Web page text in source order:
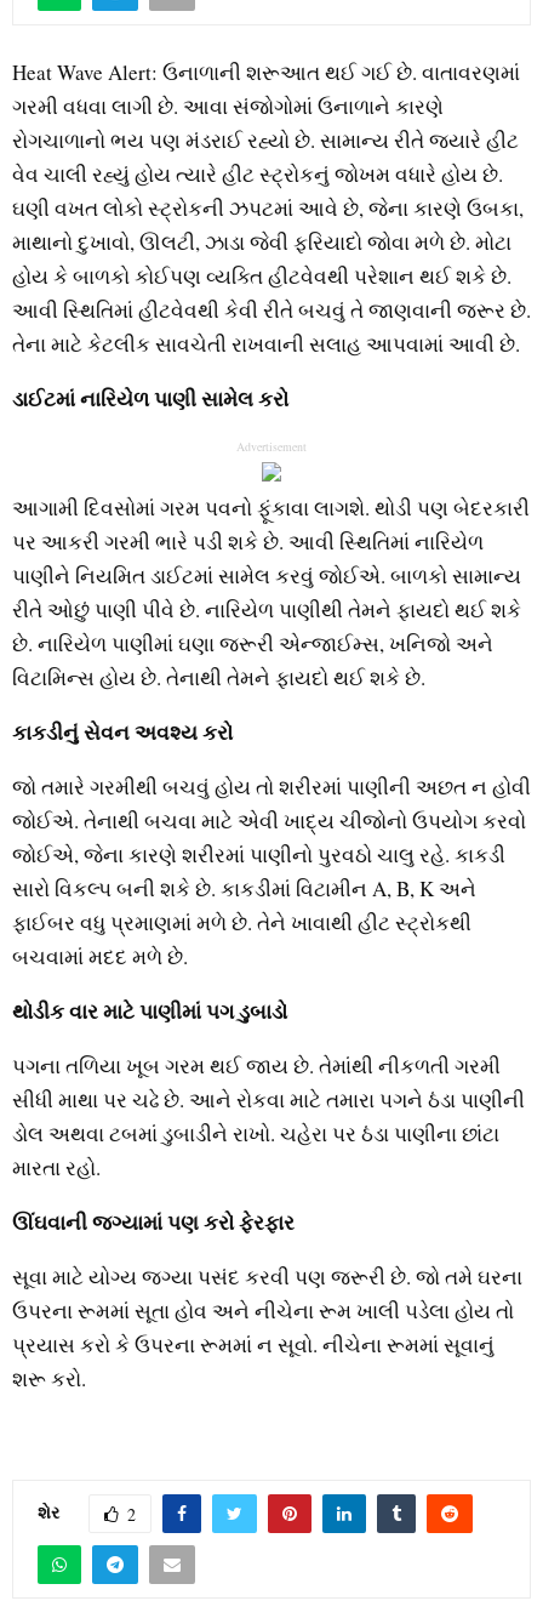
Heat Wave Alert: ઉનાળાની શરૂઆત થઈ ગઈ છે. વાતાવરણમાં
ગરમી વધવા લાગી છે. આવા સંજોગોમાં ઉનાળાને કારણે
રોગચાળાનો ભય પણ મંડરાઈ રહ્યો છે. સામાન્ય રીતે જ્યારે હીટ
વેવ ચાલી રહ્યું હોય ત્યારે હીટ સ્ટ્રોકનું જોખમ વધારે હોય છે.
ઘણી વખત લોકો સ્ટ્રોકની ઝપટમાં આવે છે, જેના કારણે ઉબકા,
માથાનો દુખાવો, ઊલટી, ઝાડા જેવી ફરિયાદો જોવા મળે છે. મોટા
હોય કે બાળકો કોઈપણ વ્યક્તિ હીટવેવથી પરેશાન થઈ શકે છે.
આવી સ્થિતિમાં હીટવેવથી કેવી રીતે બચવું તે જાણવાની જરૂર છે.
તેના માટે કેટલીક સાવચેતી રાખવાની સલાહ આપવામાં આવી છે.
ડાઈટમાં નારિયેળ પાણી સામેલ કરો
Advertisement
આગામી દિવસોમાં ગરમ ​​પવનો ફૂંકાવા લાગશે. થોડી પણ બેદરકારી
પર આકરી ગરમી ભારે પડી શકે છે. આવી સ્થિતિમાં નારિયેળ
પાણીને નિયમિત ડાઈટમાં સામેલ કરવું જોઈએ. બાળકો સામાન્ય
રીતે ઓછું પાણી પીવે છે. નારિયેળ પાણીથી તેમને ફાયદો થઈ શકે
છે. નારિયેળ પાણીમાં ઘણા જરૂરી એન્જાઈમ્સ, ખનિજો અને
વિટામિન્સ હોય છે. તેનાથી તેમને ફાયદો થઈ શકે છે.
કાકડીનું સેવન અવશ્ય કરો
જો તમારે ગરમીથી બચવું હોય તો શરીરમાં પાણીની અછત ન હોવી
જોઈએ. તેનાથી બચવા માટે એવી ખાદ્ય ચીજોનો ઉપયોગ કરવો
જોઈએ, જેના કારણે શરીરમાં પાણીનો પુરવઠો ચાલુ રહે. કાકડી
સારો વિકલ્પ બની શકે છે. કાકડીમાં વિટામીન A, B, K અને
ફાઈબર વધુ પ્રમાણમાં મળે છે. તેને ખાવાથી હીટ સ્ટ્રોકથી
બચવામાં મદદ મળે છે.
થોડીક વાર માટે પાણીમાં પગ ડુબાડો
પગના તળિયા ખૂબ ગરમ થઈ જાય છે. તેમાંથી નીકળતી ગરમી
સીધી માથા પર ચઢે છે. આને રોકવા માટે તમારા પગને ઠંડા પાણીની
ડોલ અથવા ટબમાં ડુબાડીને રાખો. ચહેરા પર ઠંડા પાણીના છાંટા
મારતા રહો.
ઊંઘવાની જગ્યામાં પણ કરો ફેરફાર
સૂવા માટે યોગ્ય જગ્યા પસંદ કરવી પણ જરૂરી છે. જો તમે ઘરના
ઉપરના રૂમમાં સૂતા હોવ અને નીચેના રૂમ ખાલી પડેલા હોય તો
પ્રયાસ કરો કે ઉપરના રૂમમાં ન સૂવો. નીચેના રૂમમાં સૂવાનું
શરૂ કરો.
શેર 2